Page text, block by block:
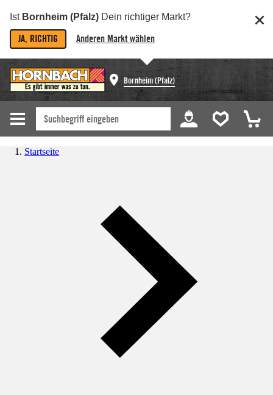
Ist Bornheim (Pfalz) Dein richtiger Markt?
JA, RICHTIG Anderen Markt wählen
Bornheim (Pfalz)
Startseite